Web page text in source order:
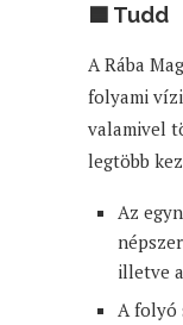
🟦 Tudd
A Rába
folyami
valamivel
legtöbb
Az
illetve
A folyó